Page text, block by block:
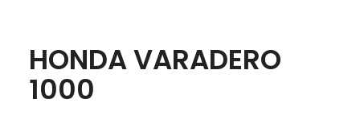
HONDA VARADERO
1000